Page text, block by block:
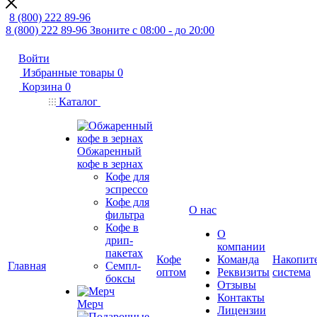
8 (800) 222 89-96
8 (800) 222 89-96 Звоните с 08:00 - до 20:00
Войти
Избранные товары 0
Корзина 0
Главная
Каталог
Обжаренный
кофе в зернах
Кофе для
эспрессо
Кофе для
фильтра
Кофе в
дрип-
пакетах
Семпл-
боксы
Мерч
Кофе
оптом
О нас
О
компании
Команда
Реквизиты
Отзывы
Контакты
Лицензии
система